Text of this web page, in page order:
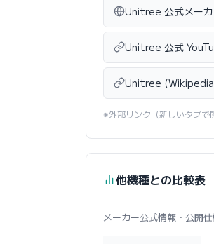
Unitree 公式メーカ
Unitree 公式
Unitree
※外部リンク（新しいタブで
他機種との比較表
メーカー公式情報・公開